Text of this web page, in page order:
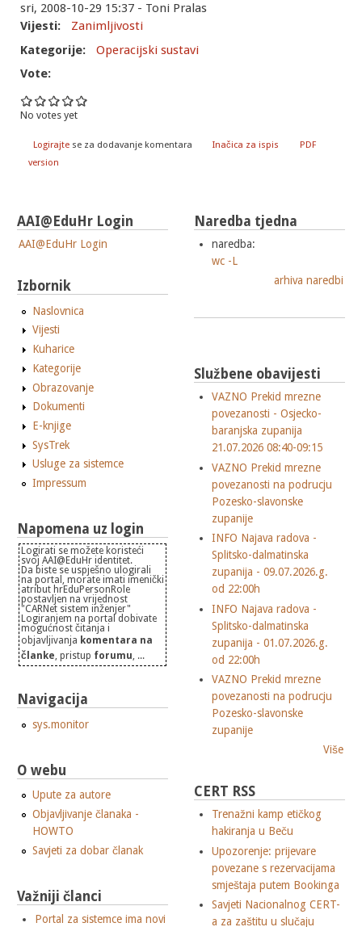
sri, 2008-10-29 15:37 - Toni Pralas
Vijesti:
Zanimljivosti
Kategorije:
Operacijski sustavi
Vote:
No votes yet
Logirajtese za dodavanje komentara Inačica za ispis
PDF
version
AAI@EduHr Login
AAI@EduHr Login
Izbornik
Naslovnica
Vijesti
Kuharice
Kategorije
Obrazovanje
Dokumenti
E-knjige
SysTrek
Usluge za sistemce
Impressum
Napomena uz login
Logirati se možete koristeći
svoj AAI@EduHr identitet.
Da biste se uspješno ulogirali
na portal, morate imati imenički
atribut hrEduPersonRole
postavljen na vrijednost
"CARNet sistem inženjer"
Logiranjem na portal dobivate
mogućnost čitanja i
objavljivanja komentara na
članke, pristup forumu, ...
Navigacija
sys.monitor
O webu
Upute za autore
Objavljivanje članaka -
HOWTO
Savjeti za dobar članak
Važniji članci
Portal za sistemce ima novi
Naredba tjedna
naredba:
wc -L
arhiva naredbi
Službene obavijesti
VAZNO Prekid mrezne
povezanosti - Osjecko-
baranjska zupanija
21.07.2026 08:40-09:15
VAZNO Prekid mrezne
povezanosti na podrucju
Pozesko-slavonske
zupanije
INFO Najava radova -
Splitsko-dalmatinska
zupanija - 09.07.2026.g.
od 22:00h
INFO Najava radova -
Splitsko-dalmatinska
zupanija - 01.07.2026.g.
od 22:00h
VAZNO Prekid mrezne
povezanosti na podrucju
Pozesko-slavonske
zupanije
Više
CERT RSS
Trenažni kamp etičkog
hakiranja u Beču
Upozorenje: prijevare
povezane s rezervacijama
smještaja putem Bookinga
Savjeti Nacionalnog CERT-
a za zaštitu u slučaju